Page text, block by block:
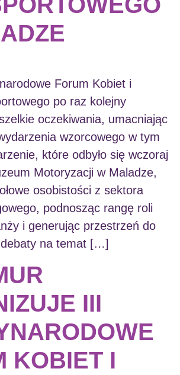
Forum Kobiet i
po raz kolejny
oczekiwania, umacniając
wzorcowego w tym
które odbyło się wczoraj
Motoryzacji w Maladze,
osobistości z sektora
podnosząc rangę roli
i generując przestrzeń do
na temat […]
III
KOBIET I